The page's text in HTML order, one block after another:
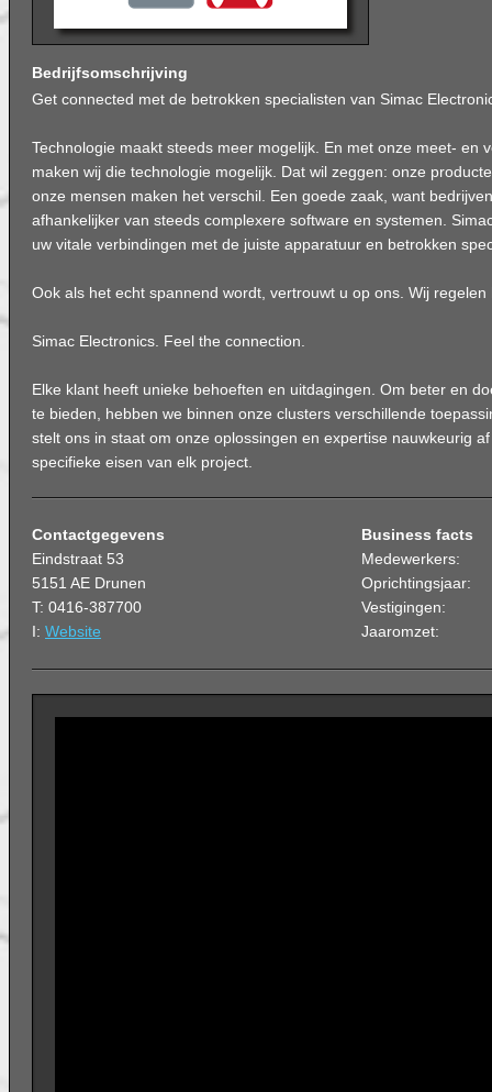
Bedrijfsomschrijving
Get connected met de betrokken specialisten van Simac
Technologie maakt steeds meer mogelijk. En met onze meet- en
maken wij die technologie mogelijk. Dat wil zeggen: onze
onze mensen maken het verschil. Een goede zaak, want
afhankelijker van steeds complexere software en systemen.
uw vitale verbindingen met de juiste apparatuur en betrokken
Ook als het echt spannend wordt, vertrouwt u op ons. Wij regelen
Simac Electronics. Feel the connection.
Elke klant heeft unieke behoeften en uitdagingen. Om beter en
te bieden, hebben we binnen onze clusters verschillende
stelt ons in staat om onze oplossingen en expertise nauwkeurig
specifieke eisen van elk project.
Contactgegevens
Eindstraat 53
5151 AE Drunen
T: 0416-387700
I: Website
Business facts
Medewerkers:
Oprichtingsjaar:
Vestigingen:
Jaaromzet: